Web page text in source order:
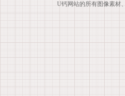
U钙网站的所有图像素材